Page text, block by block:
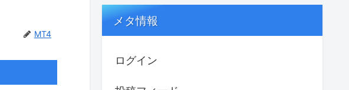
MT4
メタ情報
ログイン